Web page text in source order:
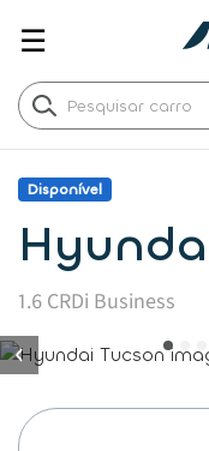
☰
Disponível
1.6 CRDi Business
button.previous